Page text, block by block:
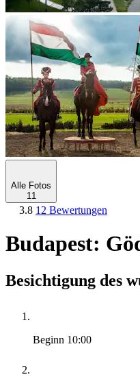
Alle Fotos
11
3.8 12 Bewertungen
Budapest:
Besichtigung des
Beginn 10:00